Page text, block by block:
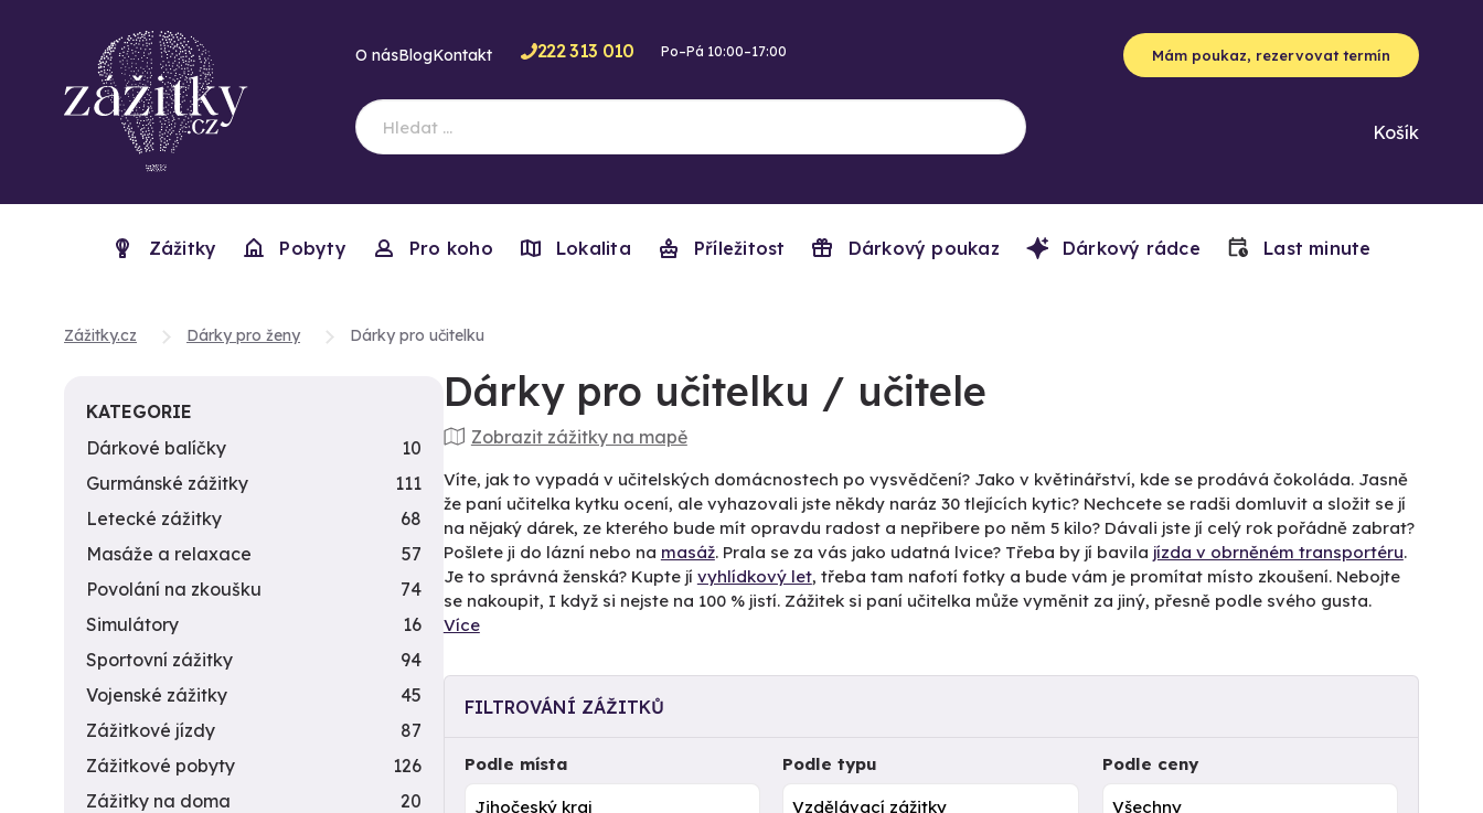
O násBlogKontakt 222 313 010 Po–Pá 10:00–17:00 Mám poukaz, rezervovat termín
Košík
Zážitky Pobyty Pro koho Lokalita Příležitost Dárkový poukaz Dárkový rádce Last minute
Zážitky.cz Dárky pro ženy Dárky pro učitelku
Dárky pro učitelku / učitele
Zobrazit zážitky na mapě
Víte, jak to vypadá v učitelských domácnostech po vysvědčení? Jako v květinářství, kde se prodává čokoláda. Jasně
že paní učitelka kytku ocení, ale vyhazovali jste někdy naráz 30 tlejících kytic? Nechcete se radši domluvit a složit se jí
na nějaký dárek, ze kterého bude mít opravdu radost a nepřibere po něm 5 kilo? Dávali jste jí celý rok pořádně zabrat?
Pošlete ji do lázní nebo na masáž. Prala se za vás jako udatná lvice? Třeba by jí bavila jízda v obrněném transportéru.
Je to správná ženská? Kupte jí vyhlídkový let, třeba tam nafotí fotky a bude vám je promítat místo zkoušení. Nebojte
se nakoupit, I když si nejste na 100 % jistí. Zážitek si paní učitelka může vyměnit za jiný, přesně podle svého gusta.
Více
FILTROVÁNÍ ZÁŽITKŮ
Podle místa Podle typu Podle ceny
KATEGORIE
Dárkové balíčky
10
Gurmánské zážitky
111
Letecké zážitky
68
Masáže a relaxace
57
Povolání na zkoušku
74
Simulátory
16
Sportovní zážitky
94
Vojenské zážitky
45
Zážitkové jízdy
87
Zážitkové pobyty
126
Zážitky na doma
20